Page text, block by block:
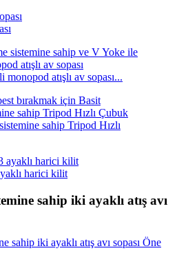
atışlı av sopası...
sahip Tripod Hızlı
harici kilit
sahip iki ayaklı atış avı